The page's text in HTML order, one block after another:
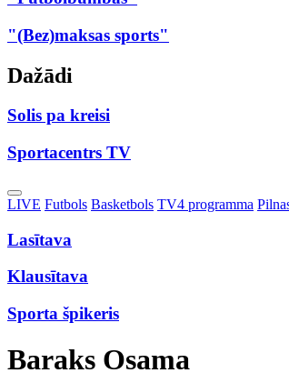
"(Bez)maksas sports"
Dažādi
Solis pa kreisi
Sportacentrs TV
Toggle
Dropdown
LIVE Futbols Basketbols TV4 programma
Lasītava
Klausītava
Sporta špikeris
Baraks Osama